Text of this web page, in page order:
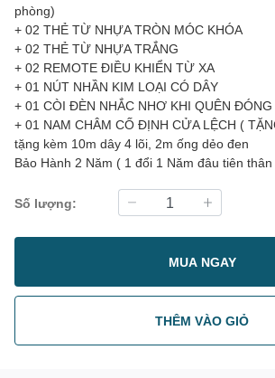
phòng)
+ 02 THẺ TỪ NHỰA TRÒN MÓC KHÓA
+ 02 THẺ TỪ NHỰA TRẮNG
+ 02 REMOTE ĐIỀU KHIỂN TỪ XA
+ 01 NÚT NHẦN KIM LOẠI CÓ DÂY
+ 01 CÒI ĐÈN NHẮC NHƠ KHI QUÊN
+ 01 NAM CHÂM CỐ ĐỊNH CỬA LỆCH (
tặng kèm 10m dây 4 lõi, 2m ống dẻo đen
Bảo Hành 2 Năm ( 1 đổi 1 Năm đâu tiên thân
Số lượng:
MUA NGAY
THÊM VÀO GIỎ